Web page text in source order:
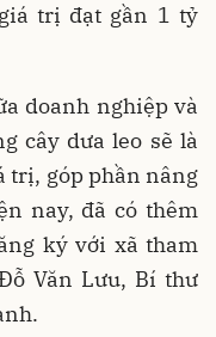
trị đạt gần 1 tỷ
doanh nghiệp và
cây dưa leo sẽ là
trị, góp phần nâng
nay, đã có thêm
ký với xã tham
Văn Lưu, Bí thư